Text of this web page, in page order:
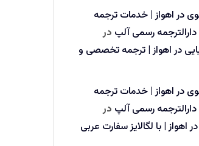
در اهواز | خدمات ترجمه
رسمی آلپ در
در اهواز | ترجمه تخصصی و
در اهواز | خدمات ترجمه
رسمی آلپ در
اهواز | با لگالایز سفارت عربی